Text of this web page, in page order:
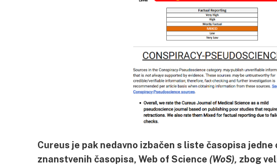
Cureus je pak nedavno izbačen s liste časopisa
znanstvenih časopisa, Web of Science (WoS), zbog